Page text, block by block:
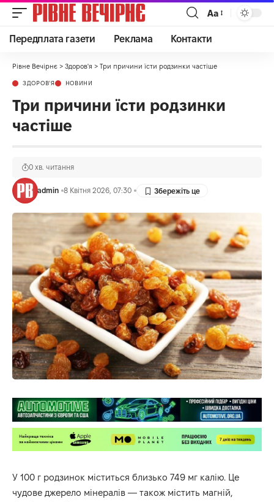
Аа
Передплата газети Реклама Контакти
Рівне Вечірнє > Здоров'я > Три причини їсти родзинки частіше
ЗДОРОВ'Я НОВИНИ
Три причини їсти родзинки
частіше
admin 8 Квітня 2026, 07:30
0 хв. читання
У 100 г родзинок міститься близько 749 мг калію. Це
чудове джерело мінералів — також містить магній,